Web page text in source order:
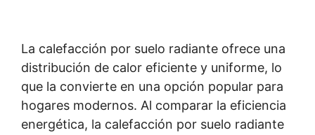
La calefacción por suelo radiante ofrece una
distribución de calor eficiente y uniforme, lo
que la convierte en una opción popular para
hogares modernos. Al comparar la eficiencia
energética, la calefacción por suelo radiante